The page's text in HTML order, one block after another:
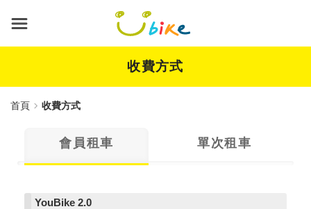
要
收費方式
首頁 收費方式
會員租車 單次租車
YouBike2.0